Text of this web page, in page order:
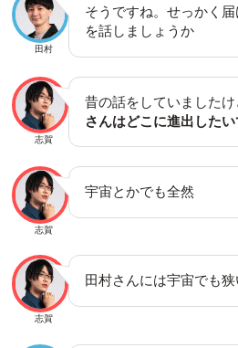
田村
そうですね。せっかく
を話しましょうか
志賀
昔の話をしていましたけ
さんはどこに進出したい
志賀
宇宙とかでも全然
志賀
田村さんには宇宙でも狭